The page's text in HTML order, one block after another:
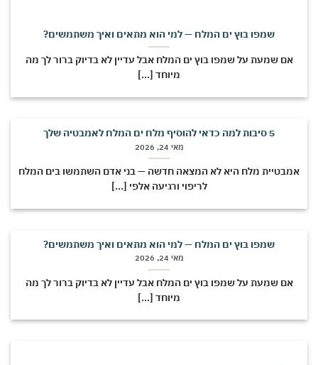
שמפו בוץ ים המלח — למי הוא מתאים ואיך משתמשים?
אם שמעת על שמפו בוץ ים המלח אבל עדיין לא בדיוק ברור לך מה
מיוחד [...]
מלח היא לא המצאה חדשה — בני אדם השתמשו בים המלח
לריפוי ורגיעה אלפי [...]
שמפו בוץ ים המלח — למי הוא מתאים ואיך משתמשים?
אם שמעת על שמפו בוץ ים המלח אבל עדיין לא בדיוק ברור לך מה
מיוחד [...]